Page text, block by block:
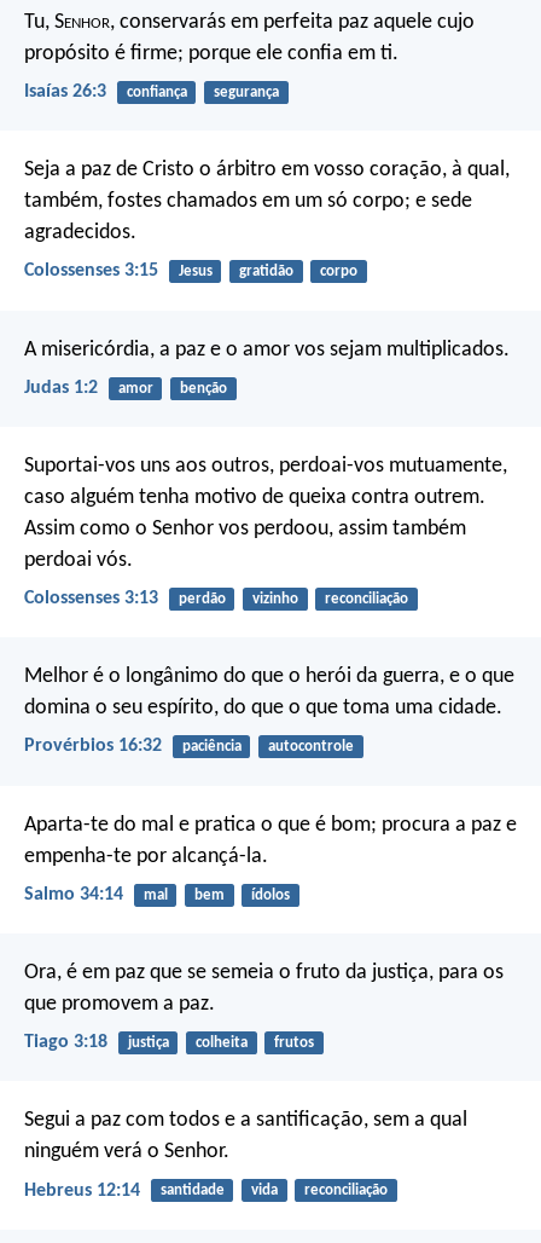
Tu, Senhor, conservarás em perfeita paz aquele cujo
propósito é firme; porque ele confia em ti.
Isaías 26:3 confiança segurança
Seja a paz de Cristo o árbitro em vosso coração, à qual,
também, fostes chamados em um só corpo; e sede
agradecidos.
Colossenses 3:15 Jesus gratidão corpo
A misericórdia, a paz e o amor vos sejam multiplicados.
Judas 1:2 amor benção
Suportai-vos uns aos outros, perdoai-vos mutuamente,
caso alguém tenha motivo de queixa contra outrem.
Assim como o Senhor vos perdoou, assim também
perdoai vós.
Colossenses 3:13 perdão vizinho reconciliação
Melhor é o longânimo do que o herói da guerra, e o que
domina o seu espírito, do que o que toma uma cidade.
Provérbios 16:32 paciência autocontrole
Aparta-te do mal e pratica o que é bom; procura a paz e
empenha-te por alcançá-la.
Salmo 34:14 mal bem ídolos
Ora, é em paz que se semeia o fruto da justiça, para os
que promovem a paz.
Tiago 3:18 justiça colheita frutos
Segui a paz com todos e a santificação, sem a qual
ninguém verá o Senhor.
Hebreus 12:14 santidade vida reconciliação